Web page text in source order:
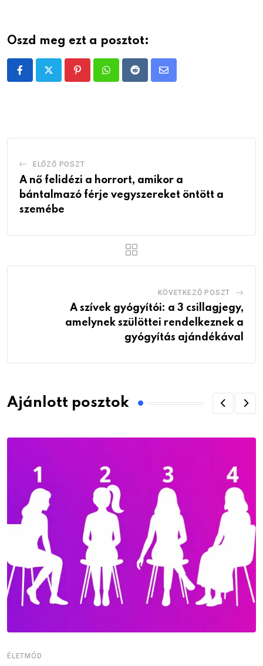
Oszd meg ezt a posztot:
PinterestWhatsappRedditShare
ELŐZŐ POSZT
A nő felidézi a horrort, amikor a
bántalmazó férje vegyszereket öntött a
szemébe
KÖVETKEZŐ POSZT
A szívek gyógyítói: a 3 csillagjegy,
amelynek szülöttei rendelkeznek a
gyógyítás ajándékával
Ajánlott posztok
ÉLETMÓD